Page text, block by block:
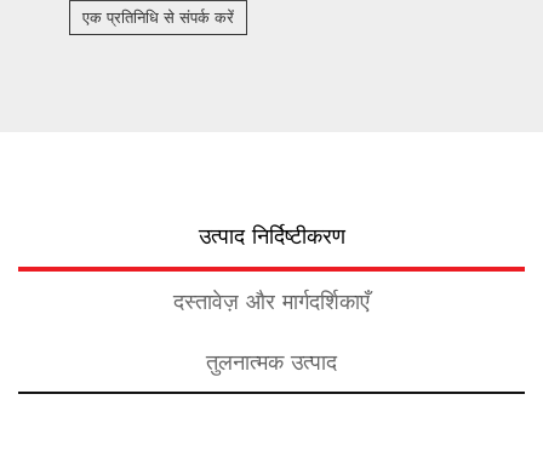
एक प्रतिनिधि से संपर्क करें
उत्पाद निर्दिष्टीकरण
दस्तावेज़ और मार्गदर्शिकाएँ
तुलनात्मक उत्पाद